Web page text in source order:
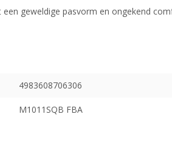
geweldige pasvorm en ongekend
4983608706306
M1011SQB FBA